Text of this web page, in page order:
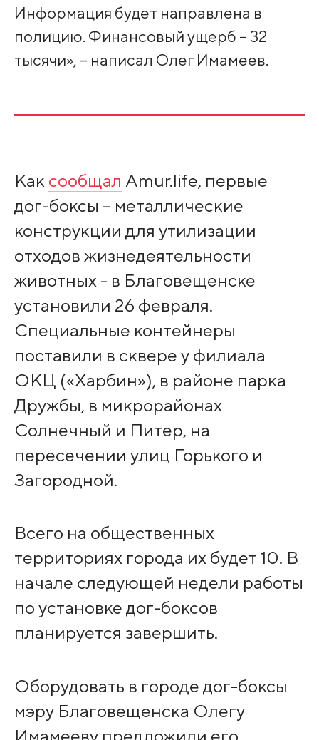
Информация будет направлена в
полицию. Финансовый ущерб – 32
тысячи», – написал Олег Имамеев.
Как сообщал Amur.life, первые
дог-боксы – металлические
конструкции для утилизации
отходов жизнедеятельности
животных - в Благовещенске
установили 26 февраля.
Специальные контейнеры
поставили в сквере у филиала
ОКЦ («Харбин»), в районе парка
Дружбы, в микрорайонах
Солнечный и Питер, на
пересечении улиц Горького и
Загородной.
Всего на общественных
территориях города их будет 10. В
начале следующей недели работы
по установке дог-боксов
планируется завершить.
Оборудовать в городе дог-боксы
мэру Благовещенска Олегу
Имамееву предложили его